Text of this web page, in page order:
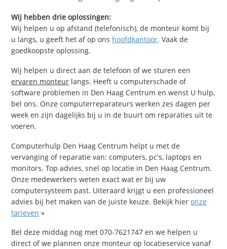
Wij hebben drie oplossingen:
Wij helpen u op afstand (telefonisch), de monteur komt bij
u langs, u geeft het af op ons hoofdkantoor. Vaak de
goedkoopste oplossing.
Wij helpen u direct aan de telefoon of we sturen een
ervaren monteur langs. Heeft u computerschade of
software problemen in Den Haag Centrum en wenst U hulp,
bel ons. Onze computerreparateurs werken zes dagen per
week en zijn dagelijks bij u in de buurt om reparaties uit te
voeren.
Computerhulp Den Haag Centrum helpt u met de
vervanging of reparatie van: computers, pc's, laptops en
monitors. Top advies, snel op locatie in Den Haag Centrum.
Onze medewerkers weten exact wat er bij uw
computersysteem past. Uiteraard krijgt u een professioneel
advies bij het maken van de juiste keuze. Bekijk hieronze
tarieven »
Bel deze middag nog met 070-7621747 en we helpen u
direct of we plannen onze monteur op locatieservice vanaf